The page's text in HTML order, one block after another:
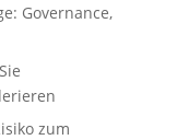
Governance,
zum